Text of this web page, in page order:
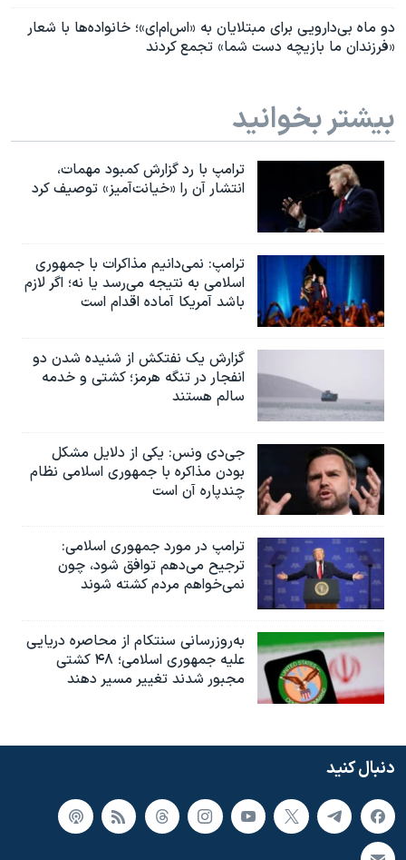
دو ماه بی‌دارویی برای مبتلایان به «اس‌ام‌ای»؛ خانواده‌ها با شعار
«فرزندان ما بازیچه دست شما» تجمع کردند
بیشتر بخوانید
ترامپ با رد گزارش کمبود مهمات،
انتشار آن را «خیانت‌آمیز» توصیف کرد
ترامپ: نمی‌دانیم مذاکرات با جمهوری
اسلامی به نتیجه می‌رسد یا نه؛ اگر لازم
باشد آمریکا آماده اقدام است
گزارش یک نفتکش از شنیده شدن دو
انفجار در تنگه هرمز؛ کشتی و خدمه
سالم هستند
جی‌دی ونس: یکی از دلایل مشکل
بودن مذاکره با جمهوری اسلامی نظام
چندپاره آن است
ترامپ در مورد جمهوری اسلامی:
ترجیح می‌دهم توافق شود، چون
نمی‌خواهم مردم کشته شوند
به‌روزرسانی سنتکام از محاصره دریایی
علیه جمهوری اسلامی؛ ۴۸ کشتی
مجبور شدند تغییر مسیر دهند
دنبال کنید